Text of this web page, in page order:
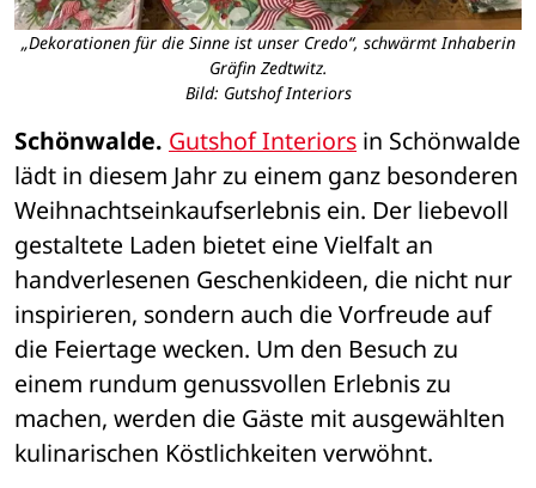
„Dekorationen für die Sinne ist unser Credo“, schwärmt Inhaberin
Gräfin Zedtwitz.
Bild: Gutshof Interiors
Schönwalde. Gutshof Interiors in Schönwalde
lädt in diesem Jahr zu einem ganz besonderen
Weihnachtseinkaufserlebnis ein. Der liebevoll
gestaltete Laden bietet eine Vielfalt an
handverlesenen Geschenkideen, die nicht nur
inspirieren, sondern auch die Vorfreude auf
die Feiertage wecken. Um den Besuch zu
einem rundum genussvollen Erlebnis zu
machen, werden die Gäste mit ausgewählten
kulinarischen Köstlichkeiten verwöhnt.